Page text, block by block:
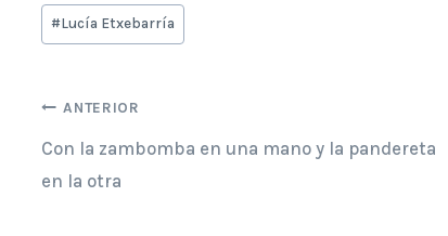
Etiquetas
de
entrada:
#Lucía Etxebarría
Navegación
de
ANTERIOR
Con la zambomba en una mano y la pandereta
en la otra